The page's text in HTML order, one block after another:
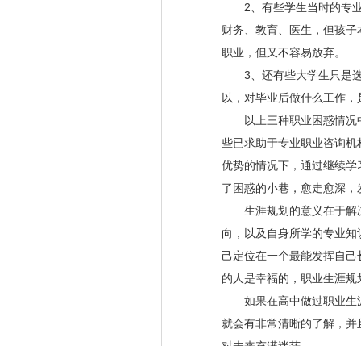
2、有些学生当时的专业
财务、教育、医生，但孩
职业，但又不容易放弃。
3、还有些大学生只是选
以，对毕业后做什么工作
以上三种职业困惑情况
些已求助于专业职业咨询
优势的情况下，通过继续
了困惑的小巷，愈走愈深
生涯规划的意义在于解决
向，以及自身所学的专业
己定位在一个最能发挥自
的人是幸福的，职业生涯
如果在高中做过职业生
就会有非常清晰的了解，